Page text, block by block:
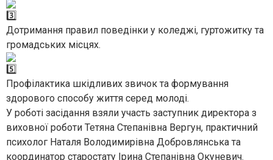
Дотримання правил поведінки у коледжі, гуртожитку та
громадських місцях.
Профілактика шкідливих звичок та формування
здорового способу життя серед молоді.
У роботі засідання взяли участь заступник директора з
виховної роботи Тетяна Степанівна Вергун, практичний
психолог Наталя Володимирівна Добровлянська та
координатор старостату Ірина Степанівна Окуневич.